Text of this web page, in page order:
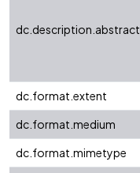
dc.description.abstract
dc.format.extent
dc.format.medium
dc.format.mimetype